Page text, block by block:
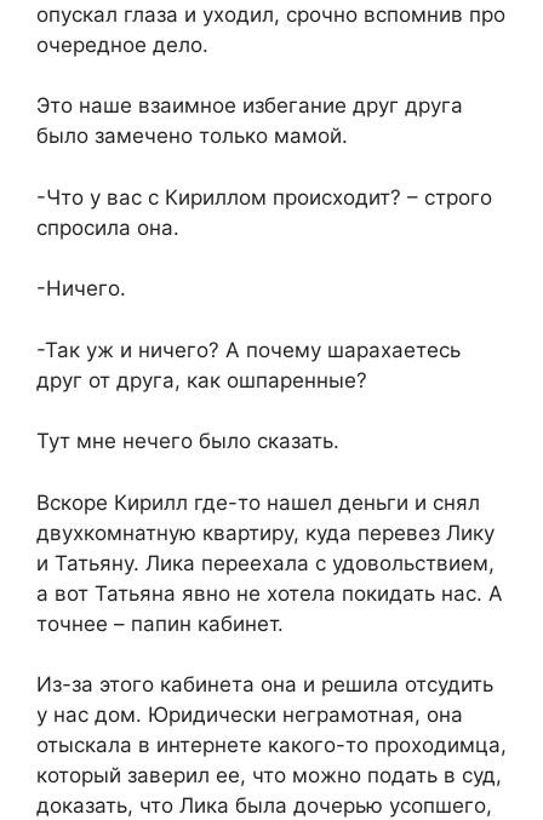
опускал глаза и уходил, срочно вспомнив про
очередное дело.
Это наше взаимное избегание друг друга
было замечено только мамой.
-Что у вас с Кириллом происходит? – строго
спросила она.
-Ничего.
-Так уж и ничего? А почему шарахаетесь
друг от друга, как ошпаренные?
Тут мне нечего было сказать.
Вскоре Кирилл где-то нашел деньги и снял
двухкомнатную квартиру, куда перевез Лику
и Татьяну. Лика переехала с удовольствием,
а вот Татьяна явно не хотела покидать нас. А
точнее – папин кабинет.
Из-за этого кабинета она и решила отсудить
у нас дом. Юридически неграмотная, она
отыскала в интернете какого-то проходимца,
который заверил ее, что можно подать в суд,
доказать, что Лика была дочерью усопшего,